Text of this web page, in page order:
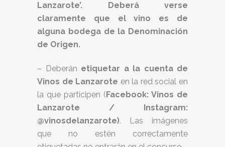
Lanzarote’. Deberá verse
claramente que el vino es de
alguna bodega de la Denominación
de Origen.
– Deberán etiquetar a la cuenta de
Vinos de Lanzarote en la red social en
la que participen (Facebook: Vinos de
Lanzarote / Instagram:
@vinosdelanzarote). Las imágenes
que no estén correctamente